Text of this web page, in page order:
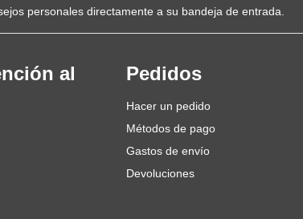
personales directamente a su bandeja de entrada.
al
Pedidos
Hacer un pedido
Métodos de pago
Gastos de envío
Devoluciones